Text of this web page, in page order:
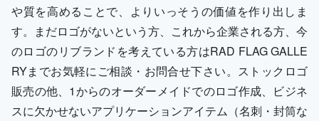
や質を高めることで、よりいっそうの価値を作り出しま
す。まだロゴがないという方、これから企業される方、今
のロゴのリブランドを考えている方はRAD FLAG GALLE
RYまでお気軽にご相談・お問合せ下さい。ストックロゴ
販売の他、1からのオーダーメイドでのロゴ作成、ビジネ
スに欠かせないアプリケーションアイテム（名刺・封筒な